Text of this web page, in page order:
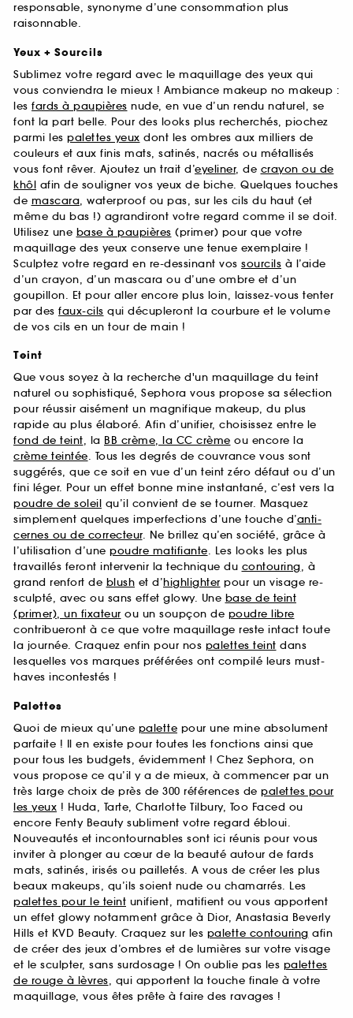
responsable, synonyme d’une consommation plus
raisonnable.
Yeux + Sourcils
Sublimez votre regard avec le maquillage des yeux qui
vous conviendra le mieux ! Ambiance makeup no makeup :
les fards à paupières nude, en vue d’un rendu naturel, se
font la part belle. Pour des looks plus recherchés, piochez
parmi les palettes yeux dont les ombres aux milliers de
couleurs et aux finis mats, satinés, nacrés ou métallisés
vous font rêver. Ajoutez un trait d’eyeliner, de crayon ou de
khôl afin de souligner vos yeux de biche. Quelques touches
de mascara, waterproof ou pas, sur les cils du haut (et
même du bas !) agrandiront votre regard comme il se doit.
Utilisez une base à paupières (primer) pour que votre
maquillage des yeux conserve une tenue exemplaire !
Sculptez votre regard en re-dessinant vos sourcils à l’aide
d’un crayon, d’un mascara ou d’une ombre et d’un
goupillon. Et pour aller encore plus loin, laissez-vous tenter
par des faux-cils qui décupleront la courbure et le volume
de vos cils en un tour de main !
Teint
Que vous soyez à la recherche d'un maquillage du teint
naturel ou sophistiqué, Sephora vous propose sa sélection
pour réussir aisément un magnifique makeup, du plus
rapide au plus élaboré. Afin d’unifier, choisissez entre le
fond de teint, la BB crème, la CC crème ou encore la
crème teintée. Tous les degrés de couvrance vous sont
suggérés, que ce soit en vue d’un teint zéro défaut ou d’un
fini léger. Pour un effet bonne mine instantané, c’est vers la
poudre de soleil qu’il convient de se tourner. Masquez
simplement quelques imperfections d’une touche d’anti-
cernes ou de correcteur. Ne brillez qu’en société, grâce à
l’utilisation d’une poudre matifiante. Les looks les plus
travaillés feront intervenir la technique du contouring, à
grand renfort de blush et d’highlighter pour un visage re-
sculpté, avec ou sans effet glowy. Une base de teint
(primer), un fixateur ou un soupçon de poudre libre
contribueront à ce que votre maquillage reste intact toute
la journée. Craquez enfin pour nos palettes teint dans
lesquelles vos marques préférées ont compilé leurs must-
haves incontestés !
Palettes
Quoi de mieux qu’une palette pour une mine absolument
parfaite ! Il en existe pour toutes les fonctions ainsi que
pour tous les budgets, évidemment ! Chez Sephora, on
vous propose ce qu’il y a de mieux, à commencer par un
très large choix de près de 300 références de palettes pour
les yeux ! Huda, Tarte, Charlotte Tilbury, Too Faced ou
encore Fenty Beauty subliment votre regard ébloui.
Nouveautés et incontournables sont ici réunis pour vous
inviter à plonger au cœur de la beauté autour de fards
mats, satinés, irisés ou pailletés. A vous de créer les plus
beaux makeups, qu’ils soient nude ou chamarrés. Les
palettes pour le teint unifient, matifient ou vous apportent
un effet glowy notamment grâce à Dior, Anastasia Beverly
Hills et KVD Beauty. Craquez sur les palette contouring afin
de créer des jeux d’ombres et de lumières sur votre visage
et le sculpter, sans surdosage ! On oublie pas les palettes
de rouge à lèvres, qui apportent la touche finale à votre
maquillage, vous êtes prête à faire des ravages !